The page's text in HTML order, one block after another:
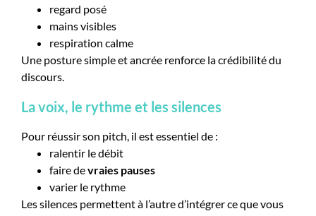
regard posé
mains visibles
respiration calme
Une posture simple et ancrée renforce la crédibilité du
discours.
La voix, le rythme et les silences
Pour réussir son pitch, il est essentiel de :
ralentir le débit
faire devraies pauses
varier le rythme
Les silences permettent à l’autre d’intégrer ce que vous